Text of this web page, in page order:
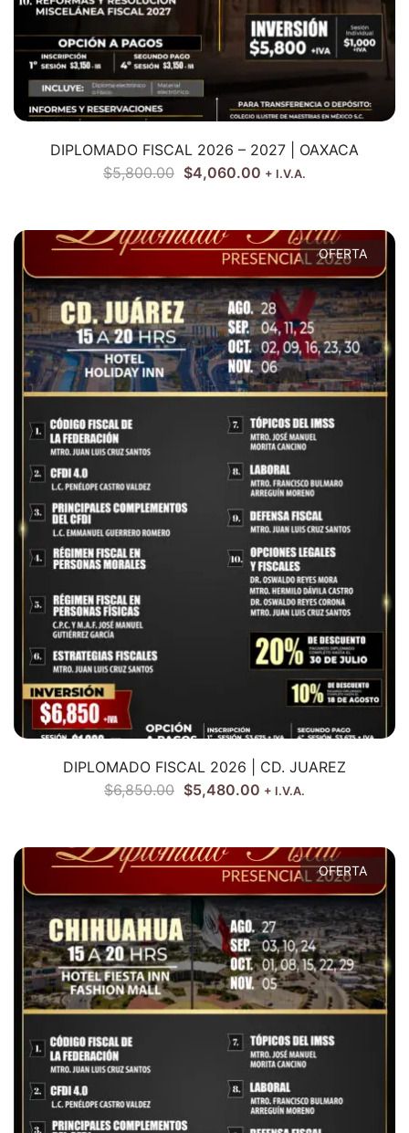
DIPLOMADO FISCAL 2026 – 2027 | OAXACA
$5,800.00 $4,060.00 + I.V.A.
OFERTA
DIPLOMADO FISCAL 2026 | CD. JUAREZ
$6,850.00 $5,480.00 + I.V.A.
OFERTA